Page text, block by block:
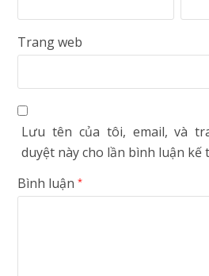
Trang web
Lưu tên của tôi, email, và
duyệt này cho lần bình luận kế
Bình luận*